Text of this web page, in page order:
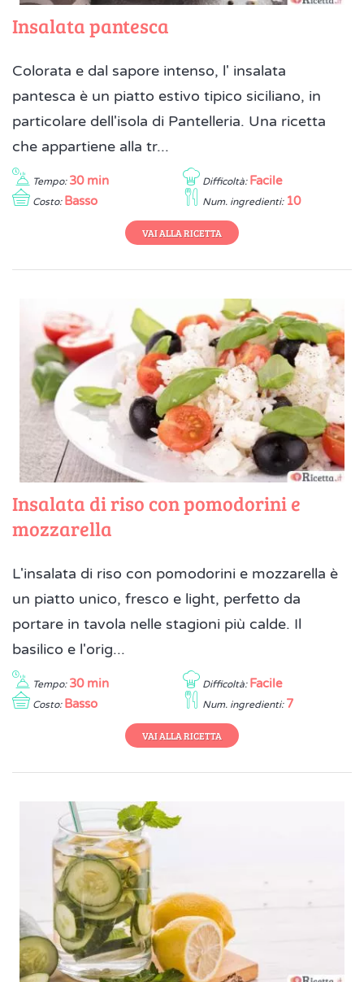
Insalata pantesca
Colorata e dal sapore intenso, l' insalata
pantesca è un piatto estivo tipico siciliano, in
particolare dell'isola di Pantelleria. Una ricetta
che appartiene alla tr...
Tempo: 30 min Difficoltà: Facile
Costo: Basso Num. ingredienti: 10
VAI ALLA RICETTA
Insalata di riso con pomodorini e
mozzarella
L'insalata di riso con pomodorini e mozzarella è
un piatto unico, fresco e light, perfetto da
portare in tavola nelle stagioni più calde. Il
basilico e l'orig...
Tempo: 30 min Difficoltà: Facile
Costo: Basso Num. ingredienti: 7
VAI ALLA RICETTA